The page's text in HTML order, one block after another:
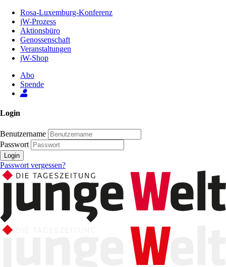
Inhalt
Seite
Rosa-Luxemburg-Konferenz
jW-Prozess
Aktionsbüro
Genossenschaft
Veranstaltungen
jW-Shop
Abo
Spende
Login
Benutzername
Passwort
Login
Passwort vergessen?